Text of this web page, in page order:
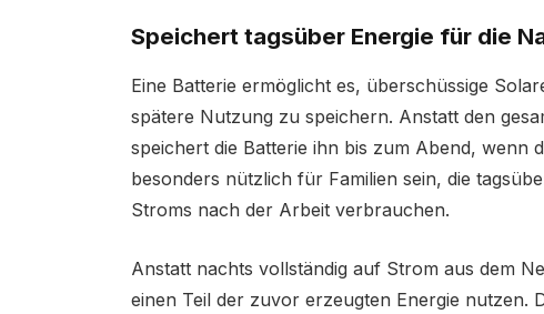
Speichert tagsüber Energie für die
Eine Batterie ermöglicht es, überschüssige
spätere Nutzung zu speichern. Anstatt den
speichert die Batterie ihn bis zum Abend, wenn
besonders nützlich für Familien sein, die
Stroms nach der Arbeit verbrauchen.
Anstatt nachts vollständig auf Strom aus dem
einen Teil der zuvor erzeugten Energie nutzen.